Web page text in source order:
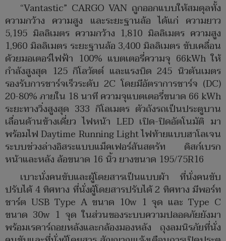
“Vantastic” CARGO VAN ถูกออกแบบให้สมดุลทั้ง
ความกว้าง ความสูง และระยะฐานล้อ ได้แก่ ความยาว
5,195 มิลลิเมตร ความกว้าง 1,810 มิลลิเมตร ความสูง
1,960 มิลลิเมตร ระยะฐานล้อ 3,400 มิลลิเมตร ขับเคลื่อน
ด้วยมอเตอร์ไฟฟ้า 100% แบตเตอรี่ความจุ 66kWh ให้
กำลังสูงสุด 125 กิโลวัตต์ และแรงบิด 245 นิวตันเมตร
รองรับการชาร์จเร็วระดับ 2C โดยมีอัตราการชาร์จ (DC)
20-80% ภายใน 18 นาที ความจุแบตเตอรี่ขนาด 66 kWh
ระยะทางวิ่งสูงสุด 333 กิโลเมตร ตัวถังรถเป็นประตูบาน
เลื่อนด้านข้างเดี่ยว ไฟหน้า LED เปิด-ปิดอัตโนมัติ มา
พร้อมไฟ Daytime Running Light ไฟท้ายแบบฮาโลเจน
ระบบช่วงล่างอิสระแบบแม็คเฟอร์สันสตรัท ดิสก์เบรก
หน้าและหลัง ล้อขนาด 16 นิ้ว ยางขนาด 195/75R16
เบาะนั่งคนขับและผู้โดยสารเป็นแบบผ้า ที่นั่งคนขับ
ปรับได้ 4 ทิศทาง ที่นั่งผู้โดยสารปรับได้ 2 ทิศทาง มีพอร์ท
ชาร์ต USB Type A ขนาด 10w 1 จุด และ Type C
ขนาด 30w 1 จุด ในส่วนของระบบความปลอดภัยยังมา
พร้อมเรดาร์ถอยหลังและกล้องมองหลัง ถุงลมนิรภัยที่นั่ง